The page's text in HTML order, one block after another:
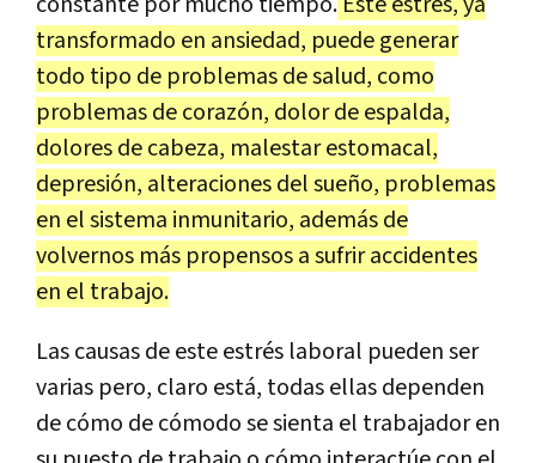
transformado en ansiedad, puede generar
todo tipo de problemas de salud, como
problemas de corazón, dolor de espalda,
dolores de cabeza, malestar estomacal,
depresión, alteraciones del sueño, problemas
en el sistema inmunitario, además de
volvernos más propensos a sufrir accidentes
en el trabajo.
Las causas de este estrés laboral pueden ser
varias pero, claro está, todas ellas dependen
de cómo de cómodo se sienta el trabajador en